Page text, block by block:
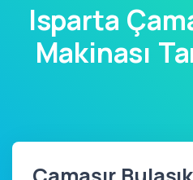
Isparta
Makinası